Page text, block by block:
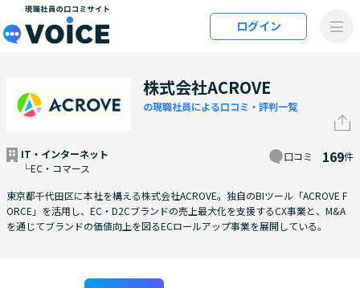
メインコンテンツにスキップ
ログイン
株式会社ACROVE
の現職社員による口コミ・評判一覧
IT・インターネット
└EC・コマース
口コミ 169件
東京都千代田区に本社を構える株式会社ACROVE。独自のBIツール「ACROVE F
ORCE」を活用し、EC・D2Cブランドの売上最大化を支援するCX事業と、M&A
を通じてブランドの価値向上を図るECロールアップ事業を展開している。